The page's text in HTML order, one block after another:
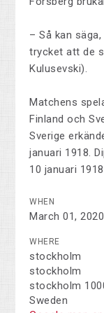
– Så kan
trycket att de
Kulusevski).
Matchens
Finland och
Sverige
januari 1918.
10 januari
WHEN
March 01,
WHERE
stockholm
stockholm
stockholm
Sweden